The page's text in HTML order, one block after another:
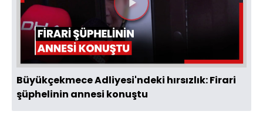
Videoyu
Oynat
Büyükçekmece Adliyesi'ndeki hırsızlık: Firari
şüphelinin annesi konuştu